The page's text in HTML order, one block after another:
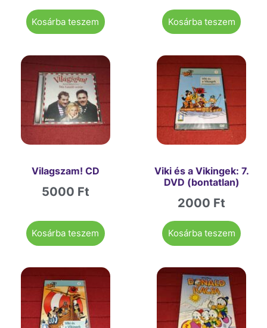
Kosárba teszem Kosárba teszem
Vilagszam! CD
5000 Ft
Kosárba teszem
Viki és a Vikingek: 7.
DVD (bontatlan)
2000 Ft
Kosárba teszem